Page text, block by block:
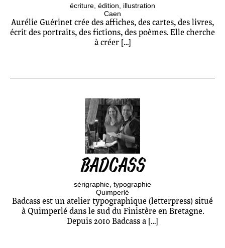
écriture édition
illustration
Caen
Aurélie Guérinet crée des affiches, des cartes, des livres,
écrit des portraits, des fictions, des poèmes. Elle cherche
à créer […]
BADCASS
sérigraphie typographie
Quimperlé
Badcass est un atelier typographique (letterpress) situé
à Quimperlé dans le sud du Finistère en Bretagne.
Depuis 2010 Badcass a […]